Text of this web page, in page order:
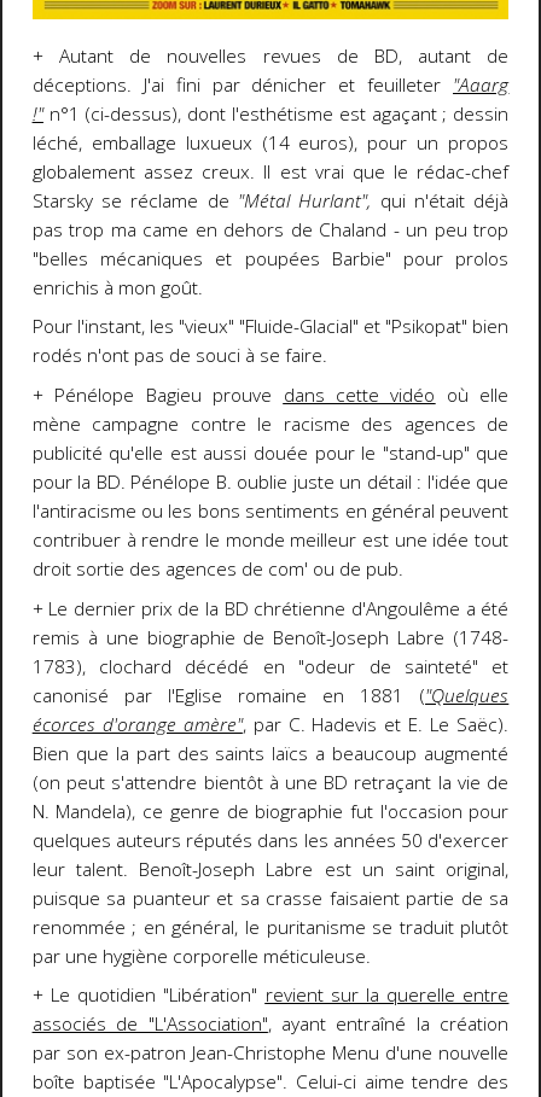
+ Autant de nouvelles revues de BD, autant de
déceptions. J'ai fini par dénicher et feuilleter "Aaarg
!"n°1 (ci-dessus), dont l'esthétisme est agaçant ; dessin
léché, emballage luxueux (14 euros), pour un propos
globalement assez creux. Il est vrai que le rédac-chef
Starsky se réclame de "Métal Hurlant", qui n'était déjà
pas trop ma came en dehors de Chaland - un peu trop
"belles mécaniques et poupées Barbie" pour prolos
enrichis à mon goût.
Pour l'instant, les "vieux" "Fluide-Glacial" et "Psikopat" bien
rodés n'ont pas de souci à se faire.
+ Pénélope Bagieu prouve dans cette vidéo où elle
mène campagne contre le racisme des agences de
publicité qu'elle est aussi douée pour le "stand-up" que
pour la BD. Pénélope B. oublie juste un détail : l'idée que
l'antiracisme ou les bons sentiments en général peuvent
contribuer à rendre le monde meilleur est une idée tout
droit sortie des agences de com' ou de pub.
+ Le dernier prix de la BD chrétienne d'Angoulême a été
remis à une biographie de Benoît-Joseph Labre (1748-
1783), clochard décédé en "odeur de sainteté" et
canonisé par l'Eglise romaine en 1881 ("Quelques
écorces d'orange amère", par C. Hadevis et E. Le Saëc).
Bien que la part des saints laïcs a beaucoup augmenté
(on peut s'attendre bientôt à une BD retraçant la vie de
N. Mandela), ce genre de biographie fut l'occasion pour
quelques auteurs réputés dans les années 50 d'exercer
leur talent. Benoît-Joseph Labre est un saint original,
puisque sa puanteur et sa crasse faisaient partie de sa
renommée ; en général, le puritanisme se traduit plutôt
par une hygiène corporelle méticuleuse.
+ Le quotidien "Libération" revient sur la querelle entre
associés de "L'Association", ayant entraîné la création
par son ex-patron Jean-Christophe Menu d'une nouvelle
boîte baptisée "L'Apocalypse". Celui-ci aime tendre des